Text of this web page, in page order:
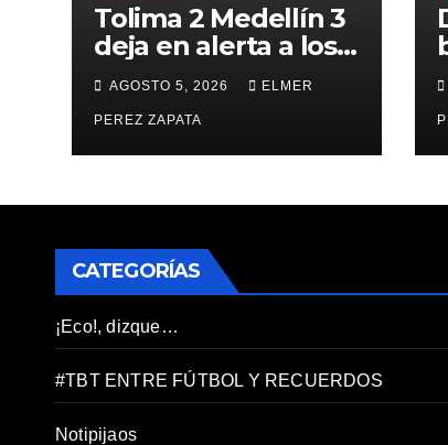
Tolima 2 Medellín 3
deja en alerta a los
pijaos por su fútbol
irregular
AGOSTO 5, 2026 ELMER
PEREZ ZAPATA
CATEGORÍAS
¡Eco!, dizque…
#TBT ENTRE FÚTBOL Y RECUERDOS
Notipijaos